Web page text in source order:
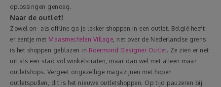
oplossingen genoeg.
Naar de outlet!
Zowel on- als offline ga je lekker shoppen in een outlet. België heeft
er eentje met Maasmechelen Village, net over de Nederlandse grens
is het shoppen geblazen in Roermond Designer Outlet. Ze zien er net
uit als een stad vol winkelstraten, maar dan wel met alleen maar
outletshops. Vergeet ongezellige magazijnen met hopen
outletspullen, dit is het nieuwe outletshoppen. Op tijd pauzeren bij